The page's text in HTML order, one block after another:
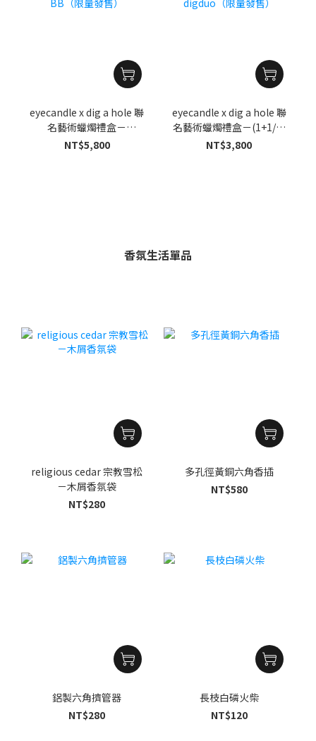
eyecandle x dig a hole 聯
名藝術蠟燭禮盒－
Crescent BB（限量發售）
NT$5,800
eyecandle x dig a hole 聯
名藝術蠟燭禮盒－(1+1/4)
digduo（限量發售）
NT$3,800
香氛生活單品
religious cedar 宗教雪松
－木屑香氛袋
NT$280
多孔徑黃銅六角香插
NT$580
鋁製六角擠管器
NT$280
長枝白磷火柴
NT$120